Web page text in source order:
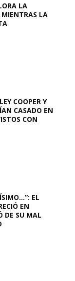
LA
MIENTRAS LA
COOPER Y
CASADO EN
CON
EL
EN
DE SU MAL